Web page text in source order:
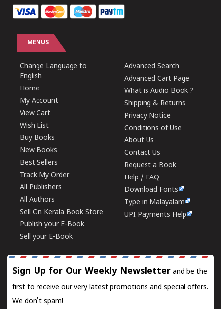
MENUS
Change Language to
English
Home
My Account
View Cart
Wish List
Buy Books
New Books
Best Sellers
Track My Order
All Publishers
All Authors
Sell On Kerala Book Store
Publish your E-Book
Sell your E-Book
Advanced Search
Advanced Cart Page
What is Audio Book ?
Shipping & Returns
Privacy Notice
Conditions of Use
About Us
Contact Us
Request a Book
Help / FAQ
Download Fonts
Type in Malayalam
UPI Payments Help
Sign Up for Our Weekly Newsletter and be the
first to receive our very latest promotions and special offers.
We don't spam!